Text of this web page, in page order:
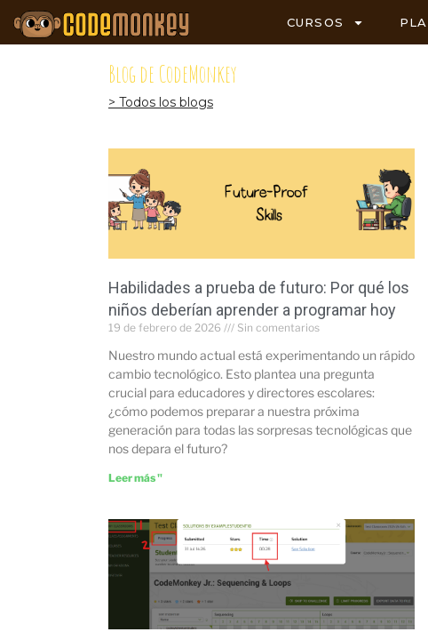
CURSOS
Blog de CodeMonkey
> Todos los blogs
Habilidades a prueba de futuro: Por qué los
niños deberían aprender a programar hoy
19 de febrero de 2026 Sin comentarios
Nuestro mundo actual está experimentando un rápido
cambio tecnológico. Esto plantea una pregunta
crucial para educadores y directores escolares:
¿cómo podemos preparar a nuestra próxima
generación para todas las sorpresas tecnológicas que
nos depara el futuro?
Leer más "